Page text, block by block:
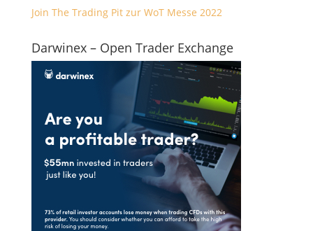
Join The Trading Pit zur WoT Messe 2022
Darwinex – Open Trader Exchange